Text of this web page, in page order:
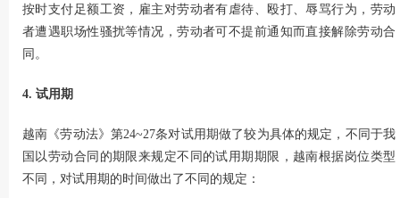
按时支付足额工资，雇主对劳动者有虐待、殴打、辱骂行为，劳动
者遭遇职场性骚扰等情况，劳动者可不提前通知而直接解除劳动合
同。
4. 试用期
越南《劳动法》第24~27条对试用期做了较为具体的规定，不同于我
国以劳动合同的期限来规定不同的试用期期限，越南根据岗位类型
不同，对试用期的时间做出了不同的规定：